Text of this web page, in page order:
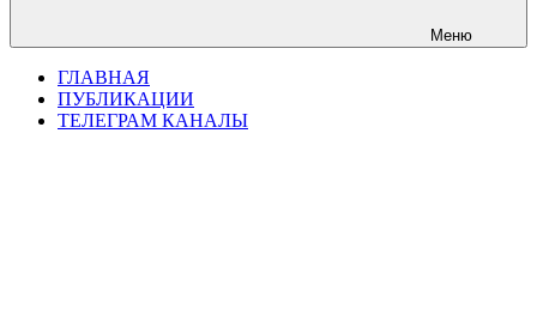
Меню
ГЛАВНАЯ
ПУБЛИКАЦИИ
ТЕЛЕГРАМ КАНАЛЫ